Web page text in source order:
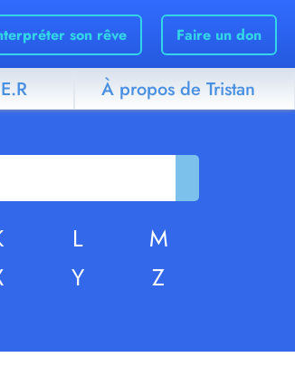
son rêve Faire un don
À propos de Tristan
L
M
Y Z